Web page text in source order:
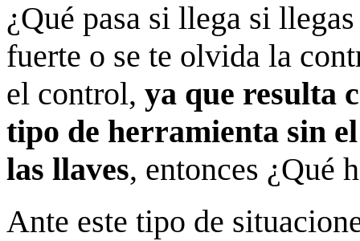
¿Qué pasa si llega si
fuerte o se te olvida la
el control, ya que resulta
tipo de herramienta sin
las llaves, entonces ¿Qué
Ante este tipo de